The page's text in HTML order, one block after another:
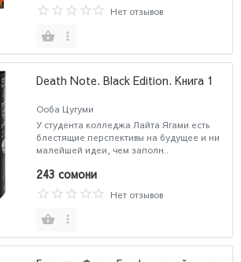
Нет отзывов
Death Note. Black Edition. Книга 1
Ооба Цугуми
У студента колледжа Лайта Ягами есть
блестящие перспективы на будущее и ни
малейшей идеи, чем заполн..
243 сомони
Нет отзывов